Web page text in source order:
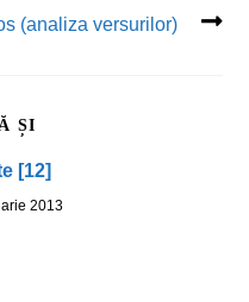
(analiza versurilor)
ȘI
[12]
2013